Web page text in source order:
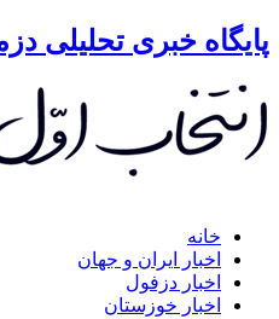
خبری تحلیلی دزمهر
خانه
اخبار ایران و جهان
اخبار دزفول
اخبار خوزستان